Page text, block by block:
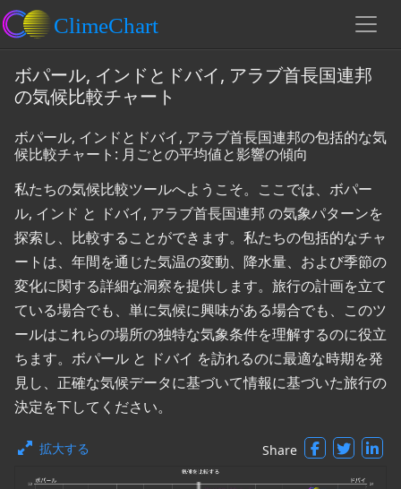
ボパール, インドとドバイ, アラブ首長国連邦
の気候比較チャート
ボパール, インドとドバイ, アラブ首長国連邦の包括的な気
候比較チャート: 月ごとの平均値と影響の傾向
私たちの気候比較ツールへようこそ。ここでは、ボパー
ル, インド と ドバイ, アラブ首長国連邦 の気象パターンを
探索し、比較することができます。私たちの包括的なチャ
ートは、年間を通じた気温の変動、降水量、および季節の
変化に関する詳細な洞察を提供します。旅行の計画を立て
ている場合でも、単に気候に興味がある場合でも、このツ
ールはこれらの場所の独特な気象条件を理解するのに役立
ちます。ボパール と ドバイ を訪れるのに最適な時期を発
見し、正確な気候データに基づいて情報に基づいた旅行の
決定を下してください。
拡大する Share